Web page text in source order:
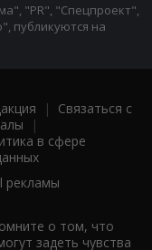
"PR", "Спецпроект",
публикуются на
| Связаться с
|
в сфере
рекламы
о том, что
задеть чувства